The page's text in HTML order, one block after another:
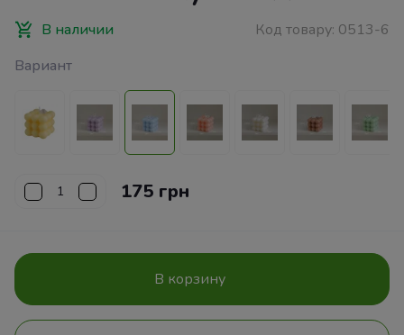
В наличии Код товару: 0513-6
Вариант
175 грн
В корзину